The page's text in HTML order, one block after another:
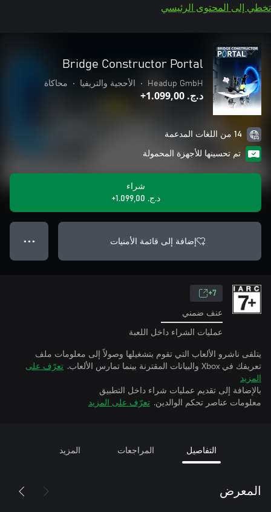
تخطي إلى المحتوى الرئيسي
Bridge Constructor Portal
Headup GmbH
• الأحجية والتريفيا • محاكاة
د.ج.‏ 1.099,00+
14 من اللغات المدعمة
تم تحسينها للأجهزة المحمولة
شراء
د.ج.‏ 1.099,00+
إضافة إلى قائمة الأمنيات ● ● ●
7+
عنف ضمني
عمليات الشراء داخل اللعبة
يتلقى ناشرو الألعاب التي تقوم بتشغيلها وصولاً إلى معلومات ملف
تعريفك في Xbox والبيانات المقترنة بينما تمارس الألعاب.
تعرّف على
المزيد
بالإضافة إلى تقديم عمليات شراء داخل التطبيق
معلومات عناصر تحكم الوالدين. تعرّف على المزيد
التفاصيل المراجعات المزيد
المعرض